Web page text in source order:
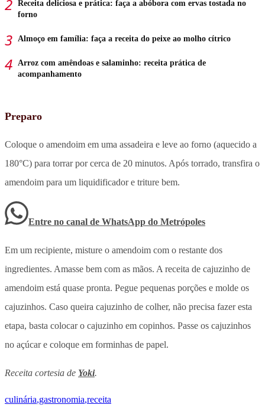
Receita deliciosa e prática: faça a abóbora com ervas tostada no
forno
Almoço em família: faça a receita do peixe ao molho cítrico
Arroz com amêndoas e salaminho: receita prática de
acompanhamento
Preparo
Coloque o amendoim em uma assadeira e leve ao forno (aquecido a
180°C) para torrar por cerca de 20 minutos. Após torrado, transfira o
amendoim para um liquidificador e triture bem.
Entre no canal de WhatsApp do Metrópoles
Em um recipiente, misture o amendoim com o restante dos
ingredientes. Amasse bem com as mãos. A receita de cajuzinho de
amendoim está quase pronta. Pegue pequenas porções e molde os
cajuzinhos. Caso queira cajuzinho de colher, não precisa fazer esta
etapa, basta colocar o cajuzinho em copinhos. Passe os cajuzinhos
no açúcar e coloque em forminhas de papel.
Receita cortesia de Yoki.
culinária,gastronomia,receita